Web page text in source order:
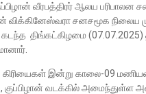
வீரபத்திரர் ஆலய பரிபாலன
விக்கினேஸ்வரா சனசமூக
திங்கட்கிழமை (07.07.2025)
இன்று காலை-09
குப்பிழான் வடக்கில் அமைந்துள்ள